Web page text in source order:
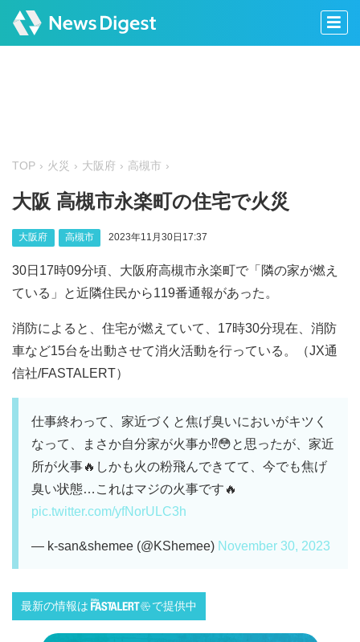
TOP 火災 大阪府 高槻市
大阪 高槻市永楽町の住宅で火災
大阪府 高槻市 2023年11月30日17:37
30日17時09分頃、大阪府高槻市永楽町で「隣の家が燃え
ている」と近隣住民から119番通報があった。
消防によると、住宅が燃えていて、17時30分現在、消防
車など15台を出動させて消火活動を行っている。（JX通
信社/FASTALERT）
仕事終わって、家近づくと焦げ臭いにおいがキツく
なって、まさか自分家が火事か⁉️😳と思ったが、家近
所が火事🔥しかも火の粉飛んできてて、今でも焦げ
臭い状態…これはマジの火事です🔥
pic.twitter.com/yfNorULC3h
— k-san&shemee (@KShemee) November 30, 2023
最新の情報は で提供中